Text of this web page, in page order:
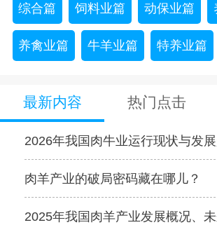
综合篇 饲料业篇 动保业篇
养禽业篇 牛羊业篇 特养业篇
最新内容 热门点击
2026年我国肉牛业运行现状与发
肉羊产业的破局密码藏在哪儿？
2025年我国肉羊产业发展概况、